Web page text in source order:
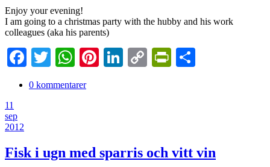
Enjoy your evening!
I am going to a christmas party with the hubby and his work
colleagues (aka his parents)
Facebook
TwitterWhatsApp
Pinterest
LinkedIn
Copy
0 kommentarer
11
sep
2012
Fisk i ugn med sparris och vitt vin